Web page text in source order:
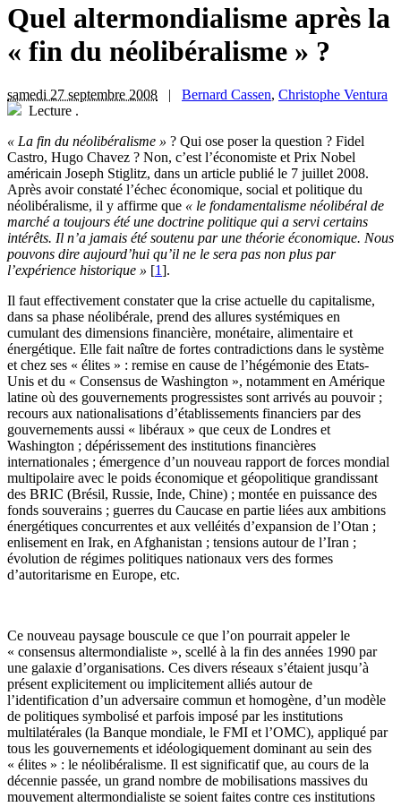
Quel altermondialisme après la
« fin du néolibéralisme » ?
samedi 27 septembre 2008 | Bernard Cassen, Christophe Ventura
Lecture .
« La fin du néolibéralisme » ? Qui ose poser la question ? Fidel
Castro, Hugo Chavez ? Non, c’est l’économiste et Prix Nobel
américain Joseph Stiglitz, dans un article publié le 7 juillet 2008.
Après avoir constaté l’échec économique, social et politique du
néolibéralisme, il y affirme que « le fondamentalisme néolibéral de
marché a toujours été une doctrine politique qui a servi certains
intérêts. Il n’a jamais été soutenu par une théorie économique. Nous
pouvons dire aujourd’hui qu’il ne le sera pas non plus par
l’expérience historique » [1].
Il faut effectivement constater que la crise actuelle du capitalisme,
dans sa phase néolibérale, prend des allures systémiques en
cumulant des dimensions financière, monétaire, alimentaire et
énergétique. Elle fait naître de fortes contradictions dans le système
et chez ses « élites » : remise en cause de l’hégémonie des Etats-
Unis et du « Consensus de Washington », notamment en Amérique
latine où des gouvernements progressistes sont arrivés au pouvoir ;
recours aux nationalisations d’établissements financiers par des
gouvernements aussi « libéraux » que ceux de Londres et
Washington ; dépérissement des institutions financières
internationales ; émergence d’un nouveau rapport de forces mondial
multipolaire avec le poids économique et géopolitique grandissant
des BRIC (Brésil, Russie, Inde, Chine) ; montée en puissance des
fonds souverains ; guerres du Caucase en partie liées aux ambitions
énergétiques concurrentes et aux velléités d’expansion de l’Otan ;
enlisement en Irak, en Afghanistan ; tensions autour de l’Iran ;
évolution de régimes politiques nationaux vers des formes
d’autoritarisme en Europe, etc.
Ce nouveau paysage bouscule ce que l’on pourrait appeler le
« consensus altermondialiste », scellé à la fin des années 1990 par
une galaxie d’organisations. Ces divers réseaux s’étaient jusqu’à
présent explicitement ou implicitement alliés autour de
l’identification d’un adversaire commun et homogène, d’un modèle
de politiques symbolisé et parfois imposé par les institutions
multilatérales (la Banque mondiale, le FMI et l’OMC), appliqué par
tous les gouvernements et idéologiquement dominant au sein des
« élites » : le néolibéralisme. Il est significatif que, au cours de la
décennie passée, un grand nombre de mobilisations massives du
mouvement altermondialiste se soient faites contre ces institutions